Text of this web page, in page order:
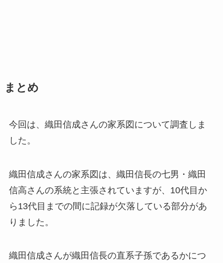
まとめ
今回は、織田信成さんの家系図について調査しま
した。
織田信成さんの家系図は、織田信長の七男・織田
信高さんの系統と主張されていますが、10代目か
ら13代目までの間に記録が欠落している部分があ
りました。
織田信成さんが織田信長の直系子孫であるかにつ